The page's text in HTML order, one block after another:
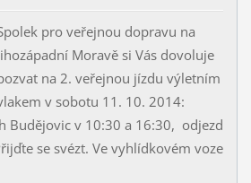
pro veřejnou dopravu na
Moravě si Vás dovoluje
na 2. veřejnou jízdu výletním
v sobotu 11. 10. 2014:
Budějovic v 10:30 a 16:30, odjezd
se svézt. Ve vyhlídkovém voze